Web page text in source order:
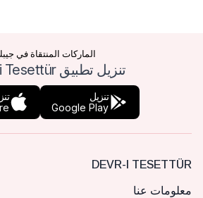
الماركات المنتقاة في
تنزيل تطبيق Devr-i Tesettür
تنزيل
Google Play
DEVR-I TESETTÜR
معلومات عنا